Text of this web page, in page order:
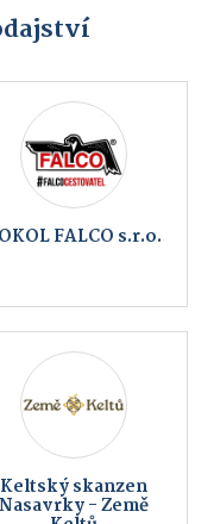
FALCO s.r.o.
Keltský skanzen
Nasavrky - Země